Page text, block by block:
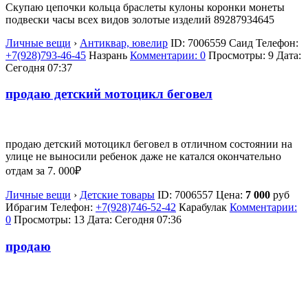
Скупаю цепочки кольца браслеты кулоны коронки монеты
подвески часы всех видов золотые изделий 89287934645
Личные вещи › Антиквар, ювелир ID: 7006559 Саид Телефон:
+7(928)793-46-45 Назрань Комментарии: 0 Просмотры: 9 Дата:
Сегодня 07:37
продаю детский мотоцикл беговел
продаю детский мотоцикл беговел в отличном состоянии на
улице не выносили ребенок даже не катался окончательно
отдам за 7. 000₽
Личные вещи › Детские товары ID: 7006557 Цена: 7 000 руб
Ибрагим Телефон: +7(928)746-52-42 Карабулак Комментарии:
0 Просмотры: 13 Дата: Сегодня 07:36
продаю